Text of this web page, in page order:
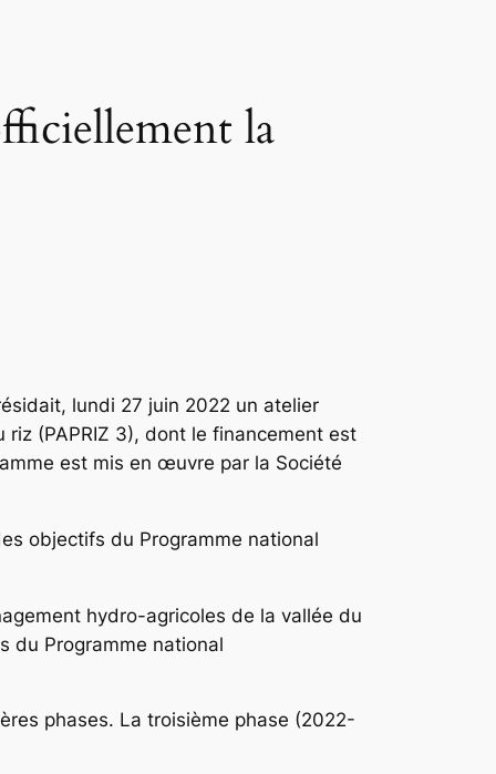
la
lundi 27 juin 2022 un atelier
(PAPRIZ 3), dont le financement est
est mis en œuvre par la Société
objectifs du Programme national
hydro-agricoles de la vallée du
du Programme national
phases. La troisième phase (2022-